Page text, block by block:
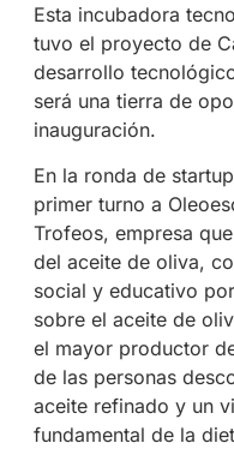
Esta incubadora
tuvo el proyecto de
desarrollo
será una tierra de
inauguración.
En la ronda de
primer turno a
Trofeos, empresa
del aceite de oliva,
social y educativo
sobre el aceite de
el mayor productor
de las personas
aceite refinado y un
fundamental de la